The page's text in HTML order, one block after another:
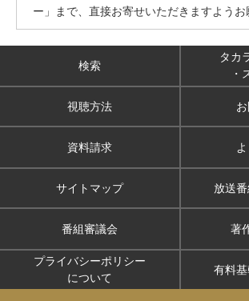
ー」まで、直接お寄せいただきますようお
検索
タカ
・
視聴方法
資料請求
サイトマップ 放送
番組審議会 著
プライバシーポリシー
について
有料